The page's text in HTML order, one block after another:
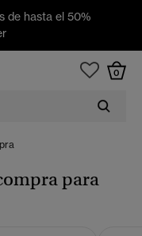
de hasta el 50%
0
para